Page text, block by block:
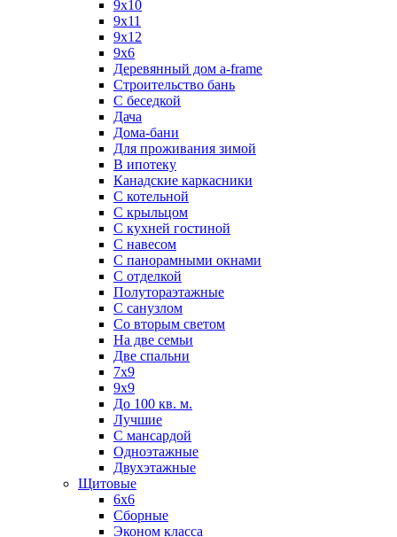
9х10
9х11
9х12
9х6
Деревянный дом a-frame
Строительство бань
С беседкой
Дача
Дома-бани
Для проживания зимой
В ипотеку
Канадские каркасники
С котельной
С крыльцом
С кухней гостиной
С навесом
С панорамными окнами
С отделкой
Полутораэтажные
С санузлом
Со вторым светом
На две семьи
Две спальни
7х9
9х9
До 100 кв. м.
Лучшие
С мансардой
Одноэтажные
Двухэтажные
Щитовые
6х6
Сборные
Эконом класса